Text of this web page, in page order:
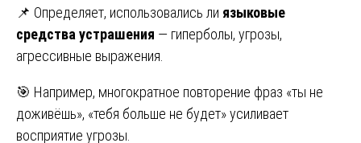
📌 Определяет, использовались ли языковые
средства устрашения — гиперболы, угрозы,
агрессивные выражения.
🎯 Например, многократное повторение фраз «ты не
доживёшь», «тебя больше не будет» усиливает
восприятие угрозы.